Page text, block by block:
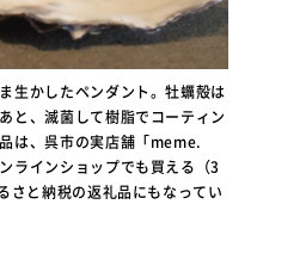
生かしたペンダント。牡蠣殻は
と、滅菌して樹脂でコーティン
は、呉市の実店舗「meme.
ラインショップでも買える（3
さと納税の返礼品にもなってい